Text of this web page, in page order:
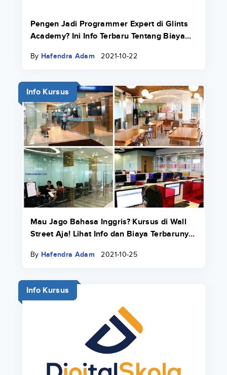
Pengen Jadi Programmer Expert di Glints
Academy? Ini Info Terbaru Tentang Biaya
By Hafendra Adam 2021-10-22
Info Kursus
Mau Jago Bahasa Inggris? Kursus di Wall
Street Aja! Lihat Info dan Biaya Terbarunya
By Hafendra Adam 2021-10-25
Info Kursus